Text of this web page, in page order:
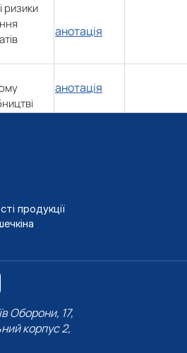
ризики
анотація
анотація
продукції
Оборони, 17,
корпус 2,